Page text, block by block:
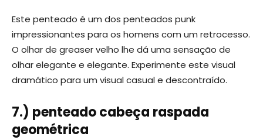
Este penteado é um dos penteados punk
impressionantes para os homens com um retrocesso.
O olhar de greaser velho lhe dá uma sensação de
olhar elegante e elegante. Experimente este visual
dramático para um visual casual e descontraído.
7.) penteado cabeça raspada
geométrica